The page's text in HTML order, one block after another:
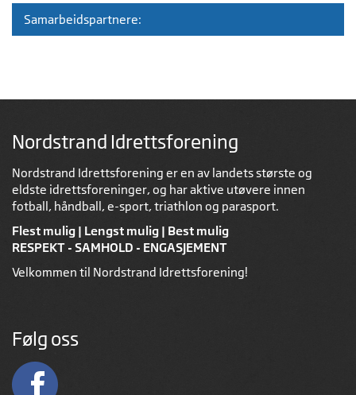
Samarbeidspartnere:
Nordstrand Idrettsforening
Nordstrand Idrettsforening er en av landets største og
eldste idrettsforeninger, og har aktive utøvere innen
fotball, håndball, e-sport, triathlon og parasport.
Flest mulig | Lengst mulig | Best mulig
RESPEKT - SAMHOLD - ENGASJEMENT
Velkommen til Nordstrand Idrettsforening!
Følg oss